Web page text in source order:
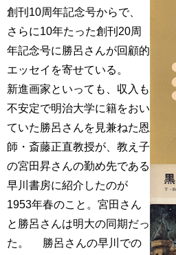
創刊10周年記念号からで、
さらに10年たった創刊20周
年記念号に勝呂さんが回顧的
エッセイを寄せている。
新進画家といっても、収入も
不安定で明治大学に籍をおい
ていた勝呂さんを見兼ねた恩
師・斎藤正直教授が、教え子
の宮田昇さんの勤め先である
早川書房に紹介したのが
1953年春のこと。宮田さん
と勝呂さんは明大の同期だっ
た。 勝呂さんの早川での